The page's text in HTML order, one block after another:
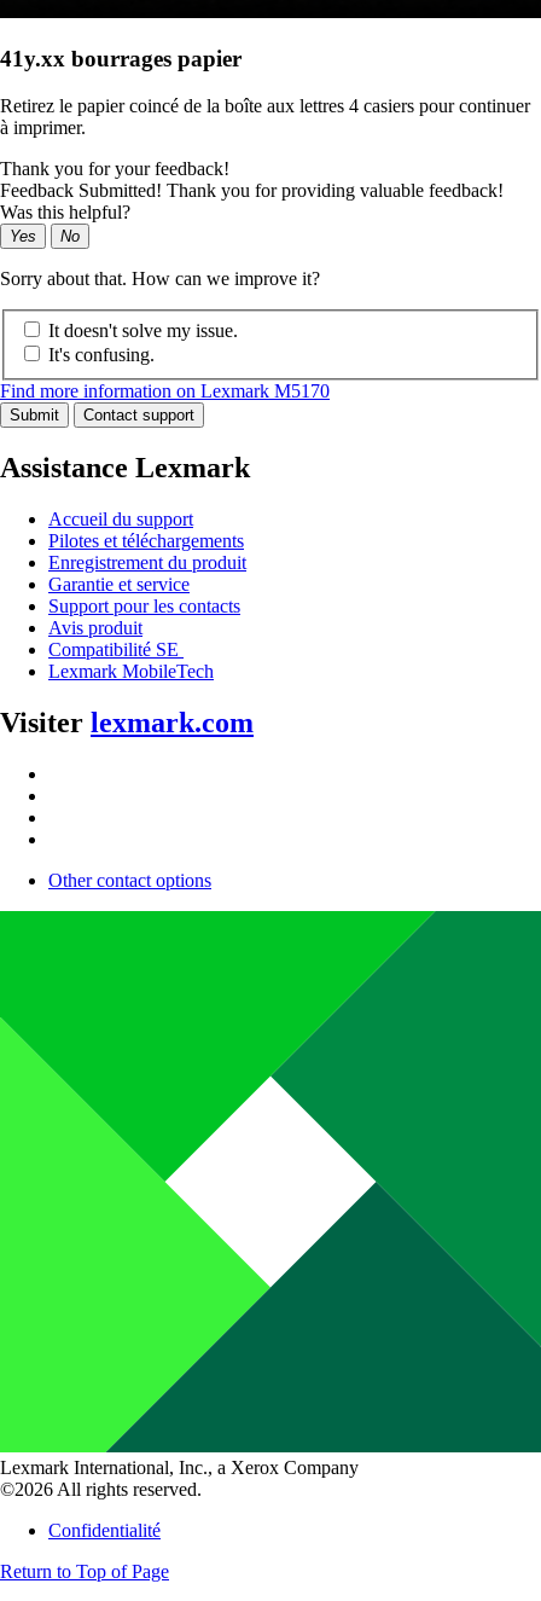
41y.xx bourrages papier
Retirez le papier coincé de la boîte aux lettres 4 casiers pour continuer
à imprimer.
Thank you for your feedback!
Feedback Submitted! Thank you for providing valuable feedback!
Was this helpful?
Yes No
Sorry about that. How can we improve it?
It doesn't solve my issue.
It's confusing.
Find more information on Lexmark M5170
Submit Contact support
Assistance Lexmark
Accueil du support
Pilotes et téléchargements
Enregistrement du produit
Garantie et service
Support pour les contacts
Avis produit
Compatibilité SE
Lexmark MobileTech
Visiter lexmark.com
Other contact options
Lexmark International, Inc., a Xerox Company
©2026 All rights reserved.
Confidentialité
Return to Top of Page